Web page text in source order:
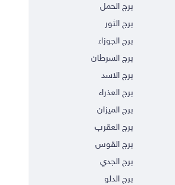
برج الحمل
برج الثور
برج الجوزاء
برج السرطان
برج الاسد
برج العذراء
برج الميزان
برج العقرب
برج القوس
برج الجدي
برج الدلو